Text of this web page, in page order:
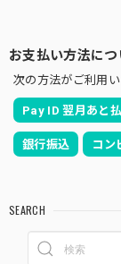
お支払い方法につ
次の方法がご利用い
Pay ID 翌月あと
銀行振込 コン
SEARCH